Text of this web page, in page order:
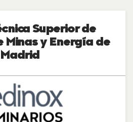
Superior de
Minas y Energía de
Madrid